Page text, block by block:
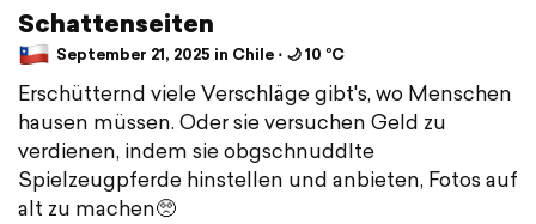
Schattenseiten
September 21, 2025 in Chile ⋅ 🌙 10 °C
Erschütternd viele Verschläge gibt's, wo Menschen
hausen müssen. Oder sie versuchen Geld zu
verdienen, indem sie obgschnuddlte
Spielzeugpferde hinstellen und anbieten, Fotos auf
alt zu machen🥺